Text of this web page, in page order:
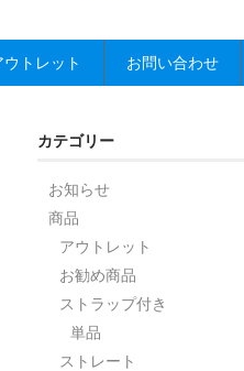
ウトレット お問い合わせ
カテゴリー
お知らせ
商品
アウトレット
お勧め商品
ストラップ付き
単品
ストレート